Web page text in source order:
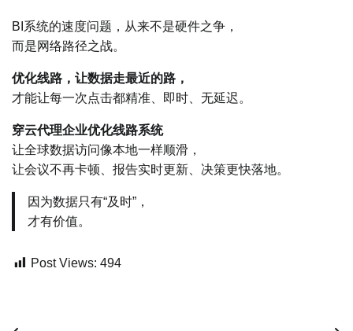
BI系统的速度问题，从来不是硬件之争，
而是网络路径之战。
优化线路，让数据走最近的路，
才能让每一次点击都精准、即时、无延迟。
穿云代理企业优化线路系统
让全球数据访问像本地一样顺滑，
让会议不再卡顿、报告实时更新、决策更快落地。
因为数据只有“及时”，
才有价值。
Post Views: 494